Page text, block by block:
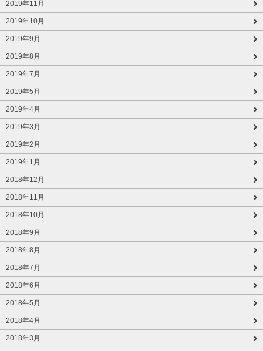
2019年11月
2019年10月
2019年9月
2019年8月
2019年7月
2019年5月
2019年4月
2019年3月
2019年2月
2019年1月
2018年12月
2018年11月
2018年10月
2018年9月
2018年8月
2018年7月
2018年6月
2018年5月
2018年4月
2018年3月